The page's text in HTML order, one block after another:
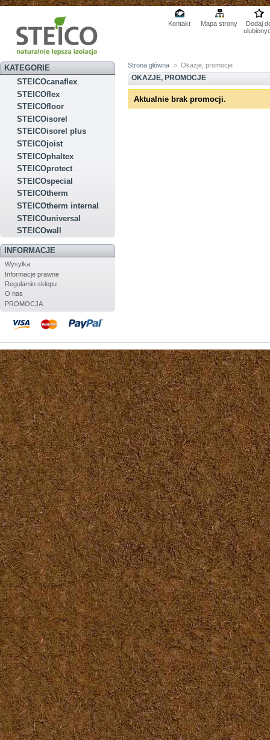
Kontakt Mapa strony
Dodaj
KATEGORIE
STEICOcanaflex
STEICOflex
STEICOfloor
STEICOisorel
STEICOisorel plus
STEICOjoist
STEICOphaltex
STEICOprotect
STEICOspecial
STEICOtherm
STEICOtherm internal
STEICOuniversal
STEICOwall
INFORMACJE
Wysyłka
Informacje prawne
Regulamin sklepu
O nas
PROMOCJA
Strona główna > Okazje, promocje
OKAZJE, PROMOCJE
Aktualnie brak promocji.